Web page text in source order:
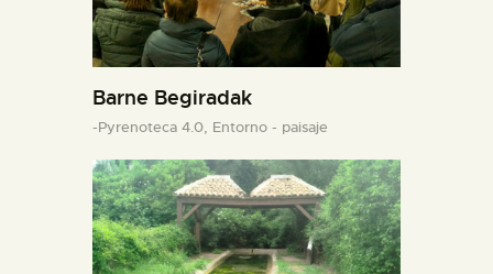
Barne Begiradak
-Pyrenoteca 4.0, Entorno - paisaje